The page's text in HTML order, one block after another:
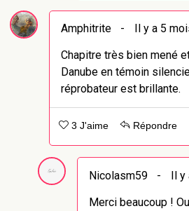
Amphitrite -
Il y a 5
Chapitre très bien mené et glaçant. L’idée du
Danube en témoin
réprobateur est brillante.
3 J'aime Répondre
Nicolasm59 -
Il
Merci beaucoup !